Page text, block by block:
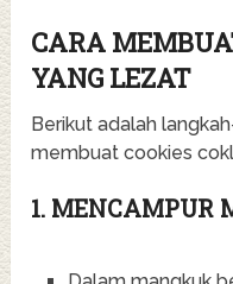
CARA
YANG LEZAT
Berikut adalah
membuat cookies
1. MENCAMPUR